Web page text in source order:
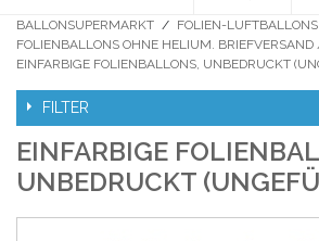
BALLONSUPERMARKT / FOLIEN-LUFTBALLONS
FOLIENBALLONS OHNE HELIUM.
EINFARBIGE FOLIENBALLONS, UNBEDRUCKT
FILTER
EINFARBIGE
UNBEDRUCKT